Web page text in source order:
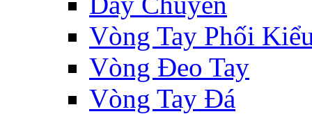
Vòng Tay Phối
Vòng Đeo Tay
Vòng Tay Đá